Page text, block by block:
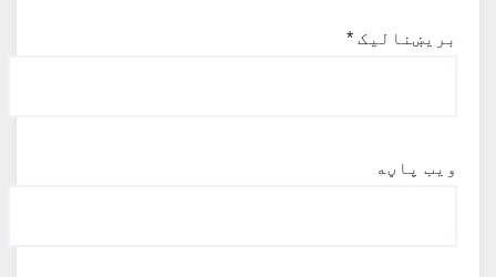
بریښنالیک *
ویب پاڼه